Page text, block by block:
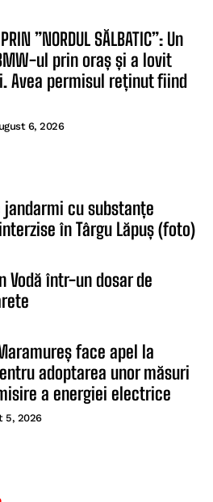
”NORDUL SĂLBATIC”: Un
ul prin oraș și a lovit
Avea permisul reținut fiind
6, 2026
cu substanțe
în Târgu Lăpuș (foto)
Vodă într-un dosar de
face apel la
adoptarea unor măsuri
a energiei electrice
5, 2026